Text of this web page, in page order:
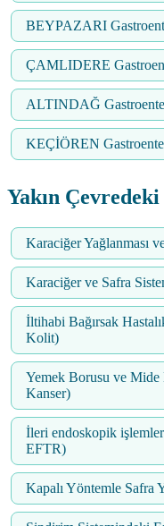
BEYPAZARI
ÇAMLIDERE
ALTINDAĞ
KEÇİÖREN
Yakın
Karaciğer Yağlanması
Karaciğer ve Safra
İltihabi Bağırsak
Kolit)
Yemek Borusu ve Mide
Kanser)
İleri endoskopik
EFTR)
Kapalı Yöntemle Safra